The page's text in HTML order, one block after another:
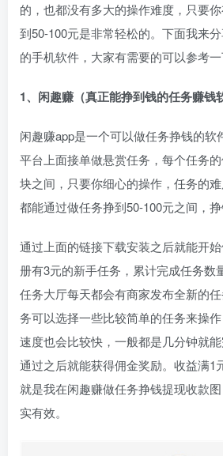
的，也都没有多大的操作难度，只要
到50-100元是非常轻松的。下面我来
的手机软件，大家有需要的可以参考一
1、闲趣赚（真正能挣到钱的任务赚钱
闲趣赚app是一个可以做任务挣钱的软
平台上面接单做悬赏任务，每个任务
块之间，只要你细心的操作，任务的
都能通过做任务挣到50-100元之间，挣
通过上面的链接下载安装之后就能开
册有3元的新手任务，累计完成任务数
任务大厅每天都会有商家发布全新的
务可以选择一些比较简单的任务来操
速度也会比较快，一般都是几分钟就
通过之后就能获得佣金奖励。收益满1
就是我在闲趣赚做任务挣钱提现收款
实有效。